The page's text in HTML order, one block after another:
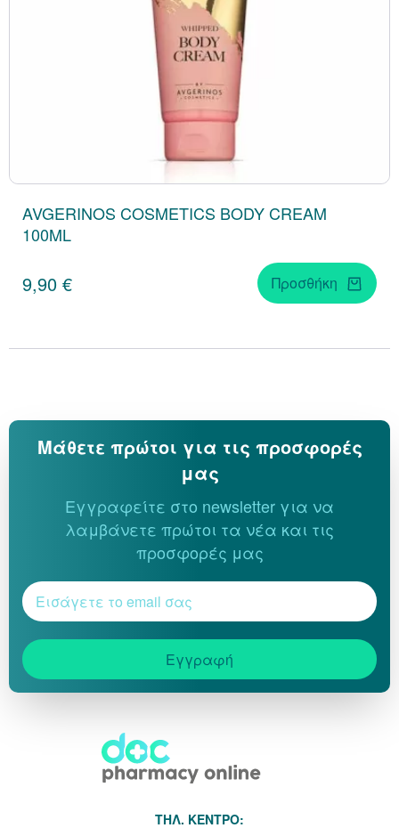
AVGERINOS COSMETICS BODY CREAM
100ML
9,90 € Προσθήκη
Μάθετε πρώτοι για τις προσφορές
μας
Εγγραφείτε στο newsletter για να
λαμβάνετε πρώτοι τα νέα και τις
προσφορές μας
Εγγραφή
THΛ. ΚΕΝΤΡΟ: